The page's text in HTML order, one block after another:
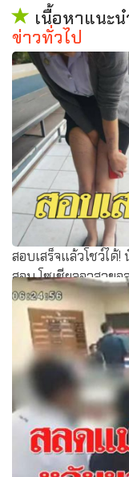
เนื้อหาแนะน
ข่าวทั่วไป
สอบเสร็จแล้วโชว์ได้
สอบ โซเชียลอาสาขอ